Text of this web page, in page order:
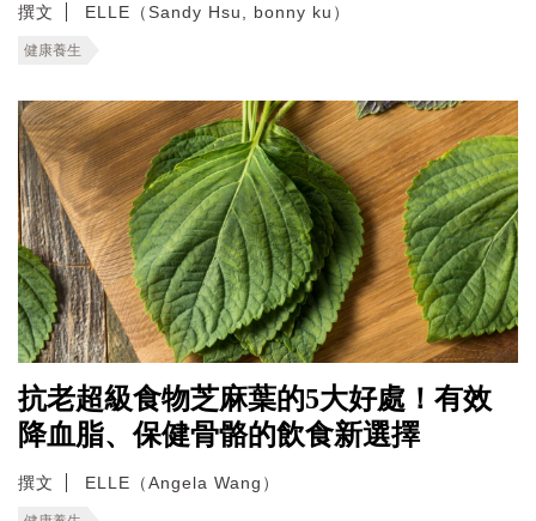
撰文 ELLE（Sandy Hsu, bonny ku）
健康養生
抗老超級食物芝麻葉的5大好處！有效
降血脂、保健骨骼的飲食新選擇
撰文 ELLE（Angela Wang）